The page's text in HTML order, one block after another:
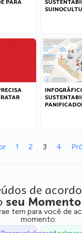
PARA
1 2 3 4
de
seu Momento
tem para você de
momento: